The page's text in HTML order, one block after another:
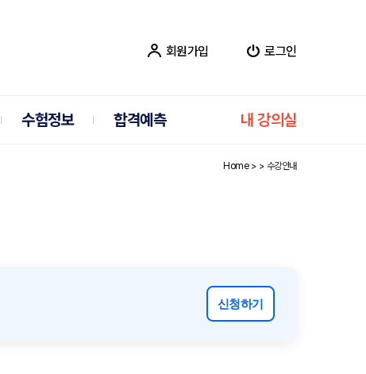
회원가입 로그인
수험정보 합격예측 내 강의실
Home > > 수강안내
신청하기